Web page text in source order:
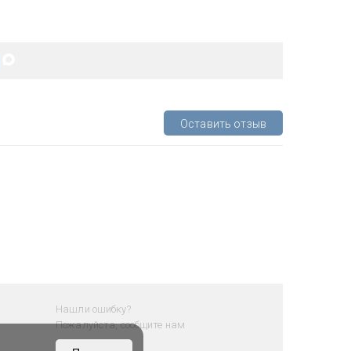
Оставить отзыв
Нашли ошибку?
Пожалуйста, сообщите нам